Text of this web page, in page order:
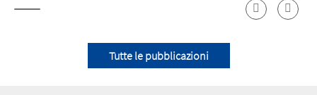
Tutte le pubblicazioni